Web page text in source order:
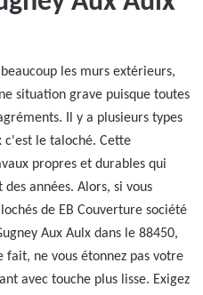
les murs extérieurs,
situation grave puisque toutes
Il y a plusieurs types
c'est le taloché. Cette
propres et durables qui
années. Alors, si vous
de EB Couverture société
Aux Aulx dans le 88450,
fait, ne vous étonnez pas votre
avec touche plus lisse. Exigez